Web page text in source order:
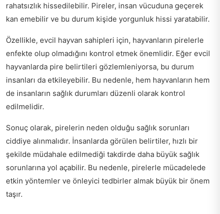
rahatsızlık hissedilebilir. Pireler, insan vücuduna geçerek
kan emebilir ve bu durum kişide yorgunluk hissi yaratabilir.
Özellikle, evcil hayvan sahipleri için, hayvanların pirelerle
enfekte olup olmadığını kontrol etmek önemlidir. Eğer evcil
hayvanlarda pire belirtileri gözlemleniyorsa, bu durum
insanları da etkileyebilir. Bu nedenle, hem hayvanların hem
de insanların sağlık durumları düzenli olarak kontrol
edilmelidir.
Sonuç olarak, pirelerin neden olduğu sağlık sorunları
ciddiye alınmalıdır. İnsanlarda görülen belirtiler, hızlı bir
şekilde müdahale edilmediği takdirde daha büyük sağlık
sorunlarına yol açabilir. Bu nedenle, pirelerle mücadelede
etkin yöntemler ve önleyici tedbirler almak büyük bir önem
taşır.